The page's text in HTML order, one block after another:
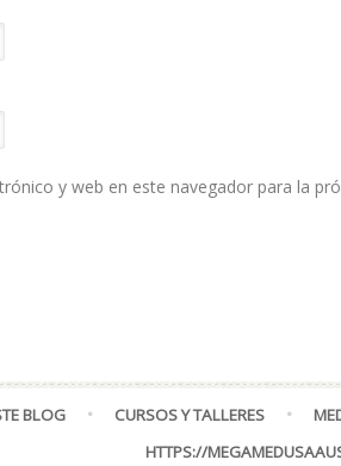
y web en este navegador para la
BLOG CURSOS Y TALLERES
HTTPS://